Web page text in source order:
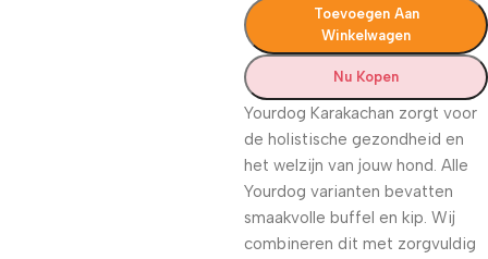
Toevoegen Aan
Winkelwagen
Nu Kopen
Yourdog Karakachan zorgt voor
de holistische gezondheid en
het welzijn van jouw hond. Alle
Yourdog varianten bevatten
smaakvolle buffel en kip. Wij
combineren dit met zorgvuldig